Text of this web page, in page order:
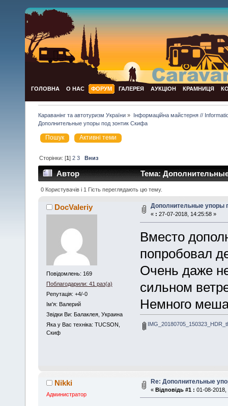
ГОЛОВНА О НАС ФОРУМ ГАЛЕРЕЯ АУКЦІОН КРАМНИЦЯ
Караванінг та автотуризм України » Інформаційна майстерня //
Дополнительные упоры под зонтик Скифа
Пошук Активні теми
Сторінки: [1]2 3 Вниз
Автор Тема:
0 Користувачів і 1 Гість переглядають цю тему.
DocValeriy
Повідомлень: 169
Поблагодарили: 41 раз(а)
Репутація: +4/-0
Iм'я: Валерий
Звідки Ви: Балаклея, Украина
Яка у Вас техніка: TUCSON,
Скиф
Дополнительные упоры
« : 27-07-2018, 14:25:58 »
Вместо
попробовал
Очень даже
сильном
Немного
Nikki
Администратор
Re: Дополнительные
« Відповідь #1 : 01-08-2018,